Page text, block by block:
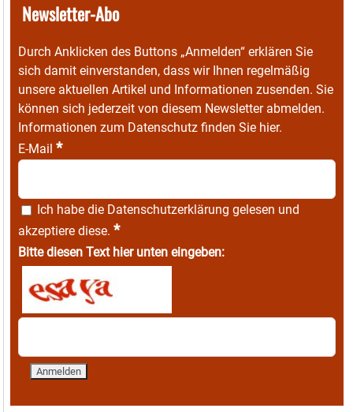
Newsletter-Abo
Durch Anklicken des Buttons „Anmelden“ erklären Sie
sich damit einverstanden, dass wir Ihnen regelmäßig
unsere aktuellen Artikel und Informationen zusenden. Sie
können sich jederzeit von diesem Newsletter abmelden.
Informationen zum Datenschutz finden Sie hier.
E-Mail *
Ich habe die Datenschutzerklärung gelesen und
akzeptiere diese. *
Bitte diesen Text hier unten eingeben: